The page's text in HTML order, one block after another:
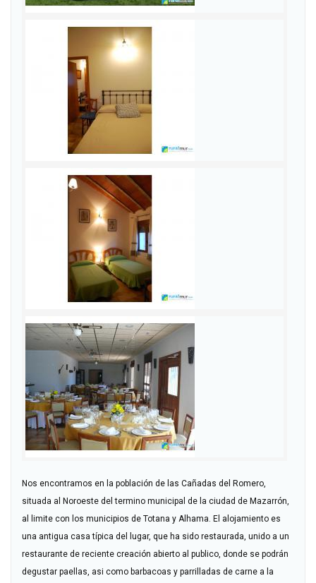
Nos encontramos en la población de las Cañadas del Romero,
situada al Noroeste del termino municipal de la ciudad de Mazarrón,
al limite con los municipios de Totana y Alhama. El alojamiento es
una antigua casa típica del lugar, que ha sido restaurada, unido a un
restaurante de reciente creación abierto al publico, donde se podrán
degustar paellas, asi como barbacoas y parrilladas de carne a la